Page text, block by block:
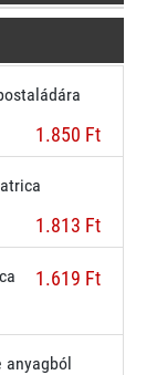
1.850 Ft
1.813 Ft
1.619 Ft
anyagból